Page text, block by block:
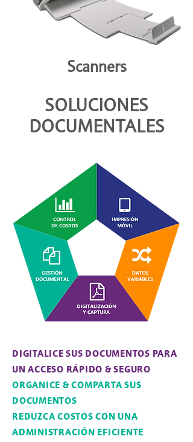
Scanners
SOLUCIONES
DOCUMENTALES
DIGITALICE SUS DOCUMENTOS PARA
UN ACCESO RÁPIDO & SEGURO
ORGANICE & COMPARTA SUS
DOCUMENTOS
REDUZCA COSTOS CON UNA
ADMINISTRACIÓN EFICIENTE